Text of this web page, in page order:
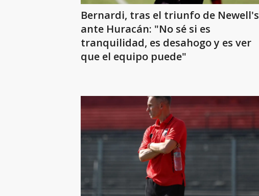
Bernardi, tras el triunfo de Newell's
ante Huracán: "No sé si es
tranquilidad, es desahogo y es ver
que el equipo puede"